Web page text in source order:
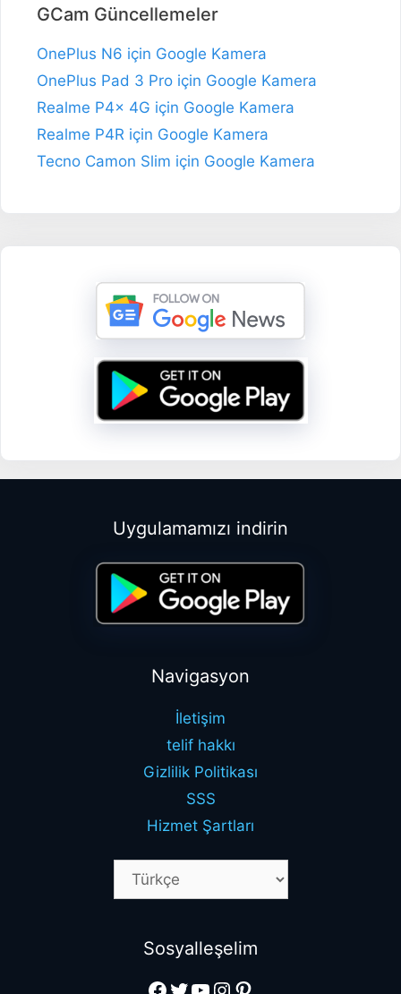
GCam Güncellemeler
OnePlus N6 için Google Kamera
OnePlus Pad 3 Pro için Google Kamera
Realme P4x 4G için Google Kamera
Realme P4R için Google Kamera
Tecno Camon Slim için Google Kamera
Uygulamamızı indirin
Navigasyon
İletişim
telif hakkı
Gizlilik Politikası
SSS
Hizmet Şartları
Sosyalleşelim
Facebook
Twitter
YouTube
Instagram
Pinterest